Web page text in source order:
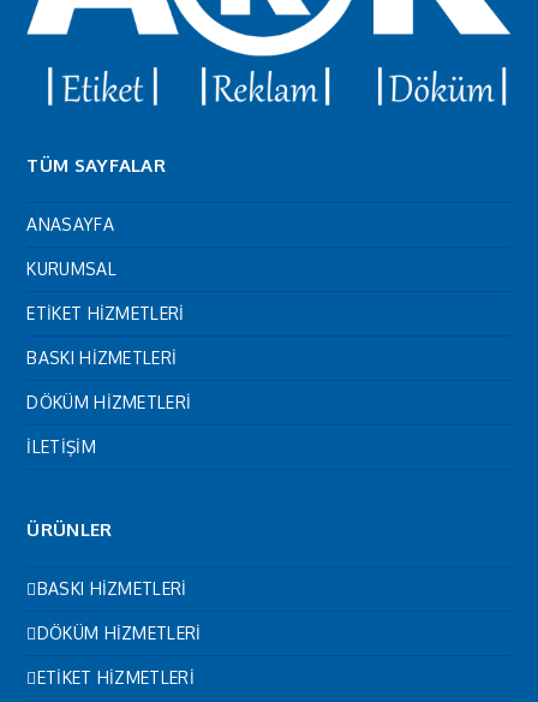
TÜM SAYFALAR
ANASAYFA
KURUMSAL
ETİKET HİZMETLERİ
BASKI HİZMETLERİ
DÖKÜM HİZMETLERİ
İLETİŞİM
ÜRÜNLER
BASKI HİZMETLERİ
DÖKÜM HİZMETLERİ
ETİKET HİZMETLERİ